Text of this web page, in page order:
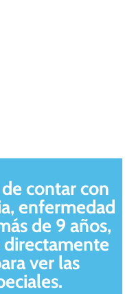
contar con
enfermedad
de 9 años,
ver las